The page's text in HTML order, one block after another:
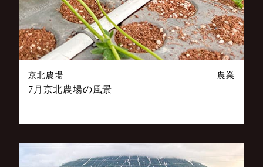
京北農場 農業
7月京北農場の風景